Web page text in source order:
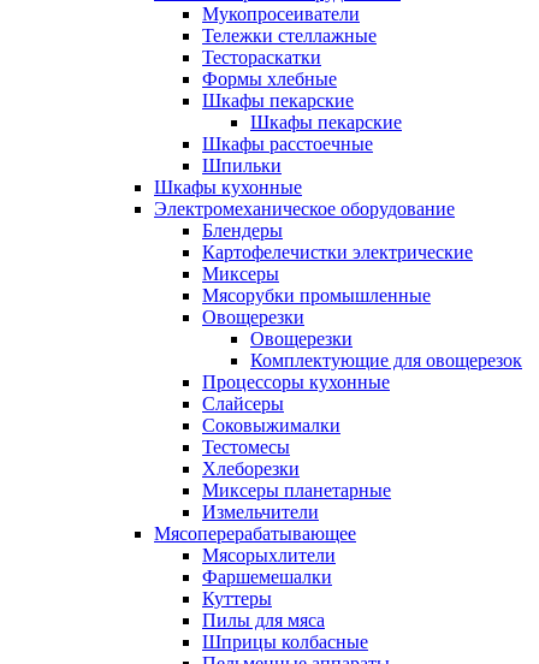
Мукопросеиватели
Тележки стеллажные
Тестораскатки
Формы хлебные
Шкафы пекарские
Шкафы пекарские
Шкафы расстоечные
Шпильки
Шкафы кухонные
Электромеханическое оборудование
Блендеры
Картофелечистки электрические
Миксеры
Мясорубки промышленные
Овощерезки
Овощерезки
Комплектующие для овощерезок
Процессоры кухонные
Слайсеры
Соковыжималки
Тестомесы
Хлеборезки
Миксеры планетарные
Измельчители
Мясоперерабатывающее
Мясорыхлители
Фаршемешалки
Куттеры
Пилы для мяса
Шприцы колбасные